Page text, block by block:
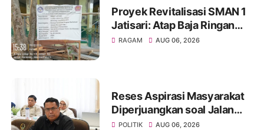
Proyek Revitalisasi SMAN 1
Jatisari: Atap Baja Ringan
Campur Paku & Dynabold,
RAGAM AUG 06, 2026
Reses Aspirasi Masyarakat
Diperjuangkan soal Jalan
Pangala-Baruppu Rusak
POLITIK AUG 06, 2026